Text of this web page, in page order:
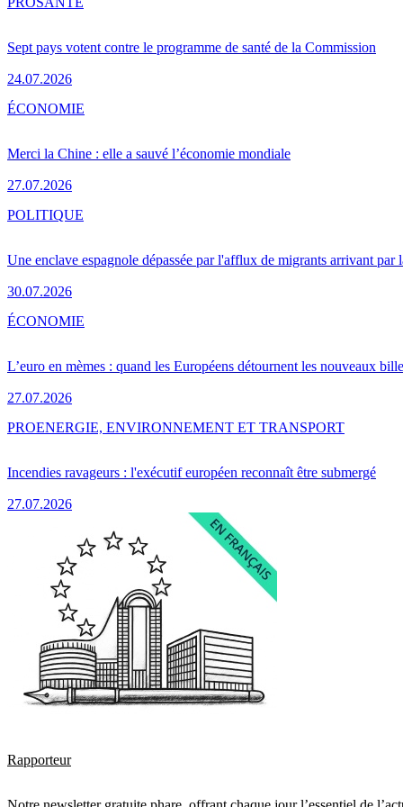
Sept pays votent contre le programme de santé de la Commission
24.07.2026
Merci la Chine : elle a sauvé l’économie mondiale
27.07.2026
ÉCONOMIE
Une enclave espagnole dépassée par l'afflux de migrants arrivant par
30.07.2026
POLITIQUE
L’euro en mèmes : quand les Européens détournent les nouveaux
27.07.2026
ÉCONOMIE
Incendies ravageurs : l'exécutif européen reconnaît être submergé
27.07.2026
PROENERGIE, ENVIRONNEMENT ET TRANSPORT
Rapporteur